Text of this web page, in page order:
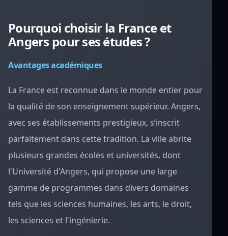
Pourquoi choisir la France et
Angers pour ses études ?
Avantages académiques
La France est reconnue dans le monde entier pour
la qualité de son enseignement supérieur. Angers,
avec ses établissements prestigieux, s’inscrit
parfaitement dans cette tradition. La ville abrite
plusieurs grandes écoles et universités, dont
l'Université d'Angers, qui propose une large
gamme de programmes dans divers domaines
tels que les sciences humaines, les arts, le droit,
les sciences et l'ingénierie.